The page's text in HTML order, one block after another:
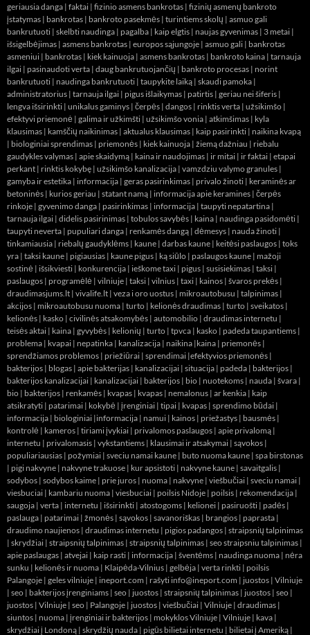
geriausia danga | faktai | fizinio asmens bankrotas | fizinių asmenų bankroto
įstatymas | bankrotas | bankroto pasekmės | turintiems skolų | asmuo gali
bankrutuoti | skelbti naudinga | pagalba | kaip elgtis | naujas gyvenimas | 3 metai |
išsigelbėjimas | asmens bankrotas | europos sąjungoje | asmuo gali | bankrotas
asmeniui | bankrotas | kiek kainuoja | asmens bankrotas | bankroto kaina | tarnauja
ilgai | pasinaudoti verta | daug bankrutuojančių | bankroto procesas | norint
bankrutuoti | naudinga bankrutuoti | taupykite laiką | skaudi pamoka |
administratorius | tarnauja ilgai | pigus išlaikymas | patirtis | geriau nei šiferis |
lengva išsirinkti | unikalus gaminys | čerpės | dangos | rinktis verta | užsikimšo |
efektyvi priemonė | galima ir užkimšti | užsikimšo vonia | atkimšimas | kyla
klausimas | kamščių naikinimas | aktualus klausimas | kaip pasirinkti | naikina kvapą
| biologiniai sprendimas | priemonės | kiek kainuoja | žiemą dažniau | riebalu
gaudykles valymas | apie skaidymą | kaina ir naudojimas | ir mitai | ir faktai | etapai
perkant | rinktis kokybę | užsikimšo kanalizacija | vamzdziu valymo granules |
gamyba ir estetika | informacija | geras pasirinkimas | privalo žinoti | keraminės ar
betoninės | kurios geriau | statant namą | informacija apie keramines | čerpės
rinkoje | gyvenimo danga | pasirinkimas | informacija | taupyti nepatartina |
tarnauja ilgai | didelis pasirinimas | tobulos savybės | kaina | naudinga pasidomėti |
taupyti neverta | pupuliari danga | renkamės dangą | dėmesys | nauda žinoti |
tinkamiausia | riebalų gaudyklėms | kaune | darbas kaune | keitėsi paslaugos | toks
yra | taksi kaune | pigiausias | kaune pigus | ką siūlo | paslaugos kaune | mažoji
sostinė | išsikviesti | konkurencija | ieškome taxi | pigus | susisiekimas | taksi |
paslaugos | programėlė | vilniuje | taksi | vilnius | taxi | kainos | švaros prekės |
draudimasjums.lt | vivalife.lt | veza i oro uostus | mikroautobusu | talpinimas |
akcijos | mikroautobusu nuoma | turto | kelionės draudimas | turto | sveikatos |
kelionės | kasko | civilinės atsakomybės | automobilio | draudimas internetu |
teisės aktai | kaina | gyvybės | kelionių | turto | tpvca | kasko | padeda taupantiems |
problema | kvapai | nepatinka | kanalizacija | naikina |kaina | priemonės |
sprendžiamos problemos | priežiūrai | sprendimai |efektyvios priemonės |
bakterijos | blogas | apie bakterijas | kanalizacijai | situacija | padeda | bakterijos |
bakterijos kanalizacijai | kanalizacijai | bakterijos | bio | nuotekoms | nauda | švara |
bio | bakterijos | renkamės | kvapas | kvapas | nemalonus | ar kenkia | kaip
atsikratyti | patarimai | kokybė | įrenginiai | tipai | kvapas | sprendimo būdai |
informacija | biologiniai |informacija | namui | kainos | priežastys | bausmės |
kontrolė | kameros | tiriami įvykiai | privalomos paslaugos | apie privalomą |
internetu | privalomasis | vykstantiems | klausimai ir atsakymai | sąvokos |
populiariausias | požymiai | sveciu namai kaune | buto nuoma kaune | spa birstonas
| pigi nakvyne | nakvyne trakuose | kur apsistoti | nakvyne kaune | savaitgalis |
sodybos | sodybos kaime | prie juros | nuoma | nakvyne | viešbučiai | sveciu namai |
viesbuciai | kambariu nuoma | viesbuciai | poilsis Nidoje | poilsis | rekomendacija |
saugoja | verta | internetu | išsirinkti | atostogoms | kelionei | pasiruošti | padės |
paslauga | patarimai | žmonės | sąvokos | savanoriškas | brangios | paprasta |
draudimo naujienos | draudimas internetu | pigios padangos | straipsnių talpinimas
| skrydžiai | straipsnių talpinimas | straipsnių talpinimas | seo straipsniu talpinimas |
apie paslaugas | atvejai | kaip rasti | informacija | šventėms | naudinga nuoma | nėra
sunku | kelionės ir nuoma | Klaipėda-Vilnius | gelbėja | verta rinkti | poilsis
Palangoje | geles vilniuje | ineport.com | rašyti info@ineport.com | juostos | Vilniuje
| seo | bakterijos įrenginiams | seo | juostos | straipsnių talpinimas | juostos | seo |
juostos | Vilniuje | seo | Palangoje | juostos | viešbučiai | Vilniuje | draudimas |
siuntos | nuoma | įrenginiai ir bakterijos | mokyklos Vilniuje | Vilniuje | kava |
skrydžiai į Londoną | skrydžių nauda | pigūs bilietai internetu | bilietai į Ameriką |